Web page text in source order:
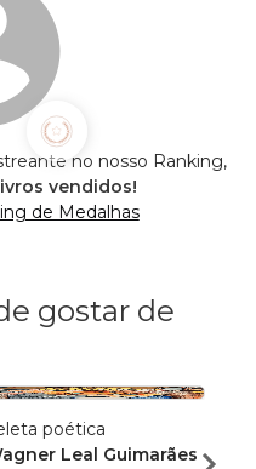
no nosso Ranking,
vendidos!
de Medalhas
gostar de
poética
Leal Guimarães